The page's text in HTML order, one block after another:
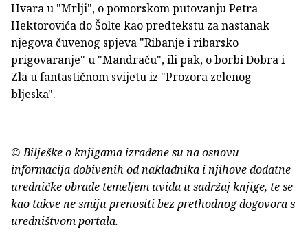
Hvara u "Mrlji", o pomorskom putovanju Petra
Hektorovića do Šolte kao predtekstu za nastanak
njegova čuvenog spjeva "Ribanje i ribarsko
prigovaranje" u "Mandraču", ili pak, o borbi Dobra i
Zla u fantastičnom svijetu iz "Prozora zelenog
bljeska".
© Bilješke o knjigama izrađene su na osnovu
informacija dobivenih od nakladnika i njihove dodatne
uredničke obrade temeljem uvida u sadržaj knjige, te se
kao takve ne smiju prenositi bez prethodnog dogovora s
uredništvom portala.